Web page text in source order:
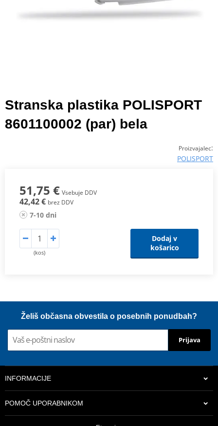
Stranska plastika POLISPORT
8601100002 (par) bela
Proizvajalec:
POLISPORT
51,75 € Vsebuje DDV
42,42 € brez DDV
7-10 dni
(kos)
Dodaj v
košarico
Želiš občasna obvestila o posebnih ponudbah?
Prijava
INFORMACIJE
POMOČ UPORABNIKOM